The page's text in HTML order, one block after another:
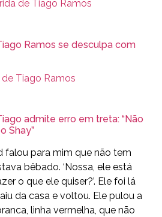
Ramos se desculpa com
admite erro em treta: “Não
Shay”
falou para mim que não tem
bêbado. ‘Nossa, ele está
o que ele quiser?’. Ele foi lá
da casa e voltou. Ele pulou a
linha vermelha, que não